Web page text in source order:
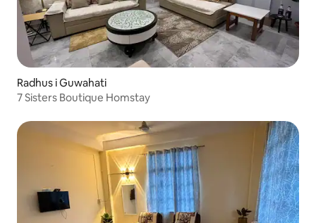
Radhus i Guwahati
7 Sisters Boutique Homstay